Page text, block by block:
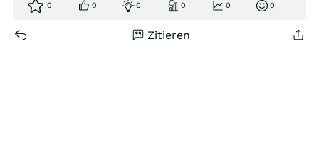
0 0 0 0 0 0
Zitieren